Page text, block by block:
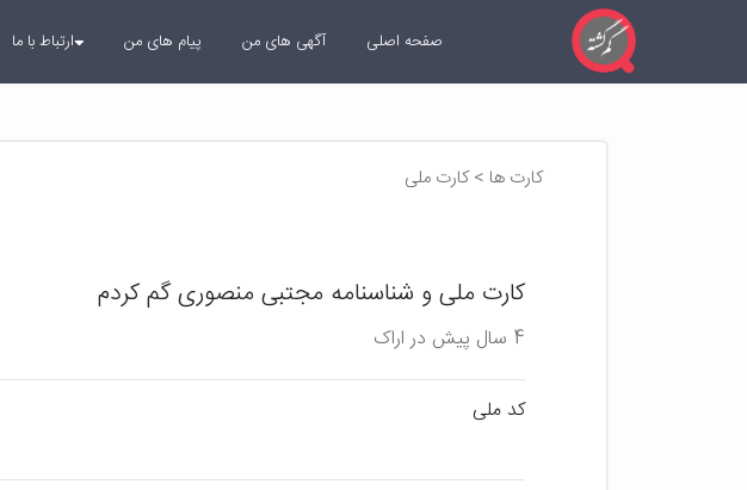
صفحه اصلی آگهی های من پیام های من ارتباط با ما
کارت ها > کارت ملی
کارت ملی و شناسنامه مجتبی منصوری گم کردم
4 سال پیش در اراک
کد ملی